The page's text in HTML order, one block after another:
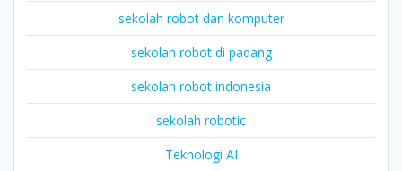
sekolah robot dan komputer
sekolah robot di padang
sekolah robot indonesia
sekolah robotic
Teknologi AI